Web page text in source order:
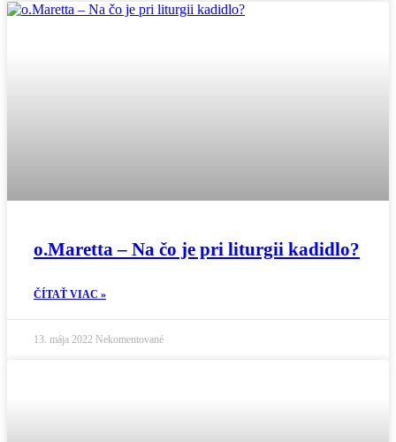
o.Maretta – Na čo je pri liturgii kadidlo?
ČÍTAŤ VIAC »
13. mája 2022 Nekomentované